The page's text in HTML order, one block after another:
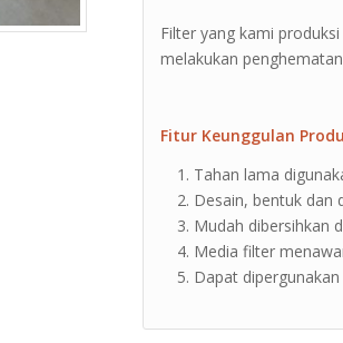
Filter yang kami
melakukan
Fitur Keunggulan
Tahan lama
Desain, bentuk dan
Mudah dibersihkan
Media filter
Dapat